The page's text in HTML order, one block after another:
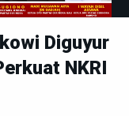
Diguyur
NKRI